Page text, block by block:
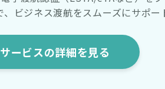
ビジネス渡航をスムーズにサポー
ービスの詳細を見る